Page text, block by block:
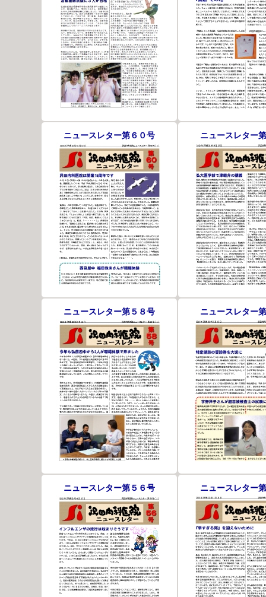
ニュースレター第６０号 ニュースレター
ニュースレター第５８号 ニュースレター
ニュースレター第５６号 ニュースレター